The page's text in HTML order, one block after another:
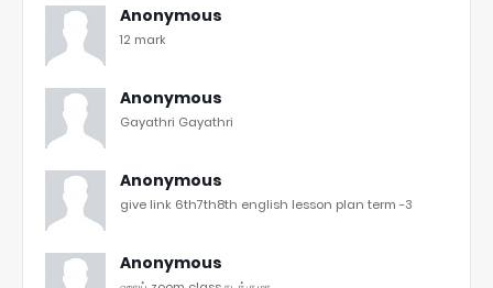
Anonymous
12 mark
Anonymous
Gayathri Gayathri
Anonymous
give link 6th7th8th english lesson plan term -3
Anonymous